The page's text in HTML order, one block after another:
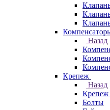
Назад
Крепеж
Назад
Крепеж
Болты